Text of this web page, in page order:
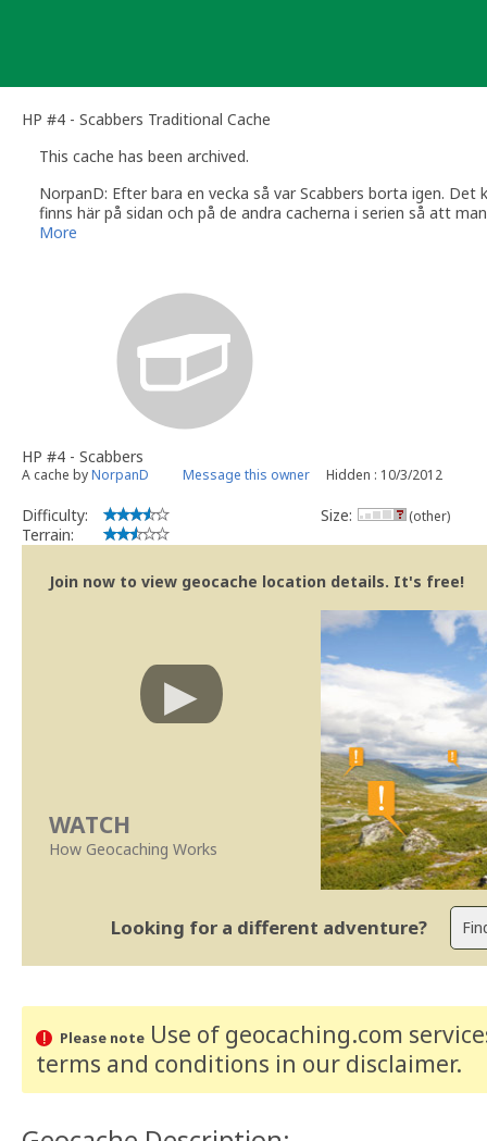
HP #4 - Scabbers Traditional Cache
This cache has been archived.
NorpanD: Efter bara en vecka så var Scabbers borta igen.
finns här på sidan och på de andra cacherna i serien så att
Lycka till!
More
HP #4 - Scabbers
A cache byNorpanD Message this owner Hidden : 10/3/2012
Difficulty:
Terrain:
Size: (other)
Join now to view geocache location details. It's free!
WATCH
How Geocaching Works
Looking for a different adventure?
Please noteUse of geocaching.com
terms and conditions in our disclaimer.